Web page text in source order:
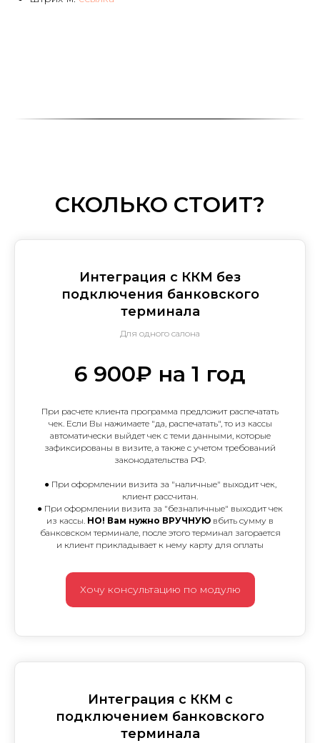
СКОЛЬКО СТОИТ?
Интеграция с ККМ без
подключения банковского
терминала
Для одного салона
6 900₽ на 1 год
При расчете клиента программа предложит распечатать
чек. Если Вы нажимаете "да, распечатать", то из кассы
автоматически выйдет чек с теми данными, которые
зафиксированы в визите, а также с учетом требований
законодательства РФ.
● При оформлении визита за "наличные" выходит чек,
клиент рассчитан.
● При оформлении визита за "безналичные" выходит чек
из кассы. НО! Вам нужно ВРУЧНУЮ вбить сумму в
банковском терминале, после этого терминал загорается
и клиент прикладывает к нему карту для оплаты
Хочу консультацию по модулю
Интеграция с ККМ с
подключением банковского
терминала